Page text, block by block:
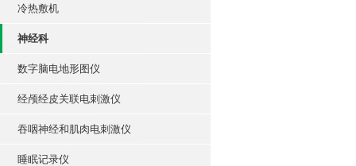
冷热敷机
神经科
数字脑电地形图仪
经颅经皮关联电刺激仪
吞咽神经和肌肉电刺激仪
睡眠记录仪